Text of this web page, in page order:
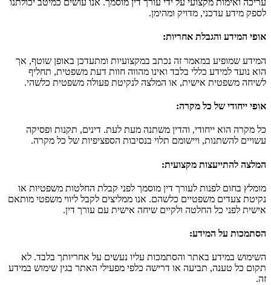
עריכה ואימות מקצועי על ידי עורך דין מוסמך. אנו עושים כמיטב יכולתנו
לספק מידע עדכני, מדויק ומהימן.
אופי המידע והגבלת אחריות:
המידע שמופיע במאמר זה נכתב במקצועיות ומתעדכן באופן שוטף, אך
הוא נועד למידע כללי בלבד ואינו מהווה חוות דעת משפטית, תחליף
לשיחה משפטית אישית, או המלצה לנקיטת פעולה משפטית כלשהי.
אופי ייחודי של כל מקרה:
כל מקרה הוא ייחודי, והדין משתנה מעת לעת. דינים, תקנות ופסיקה
עשויים להשתנות, ויישומם תלוי בנסיבות הספציפיות של כל מקרה.
המלצה להתייעצות מקצועית:
מומלץ בחום לפנות לעורך דין מוסמך לפני קבלת החלטות משפטיות או
נקיטת צעדים משפטיים כלשהם. אנו ממליצים לקבל ליווי משפטי מותאם
אישית לפני כל החלטה ולקיים שיחה אישית עם עורך דין.
הסתמכות על המידע:
השימוש במידע באתר והסתמכות עליו נעשים על אחריותך בלבד. לא
תקום כל טענה, תביעה או דרישה כלפי מפעילי האתר בגין שימוש במידע
זה.